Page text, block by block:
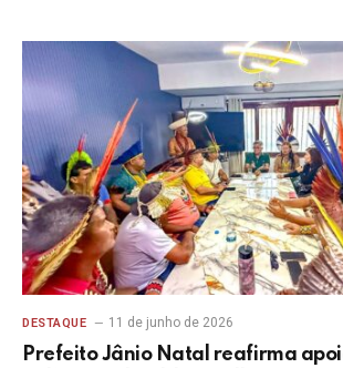
DESTAQUE 11 de junho de 2026
Prefeito Jânio Natal reafirma